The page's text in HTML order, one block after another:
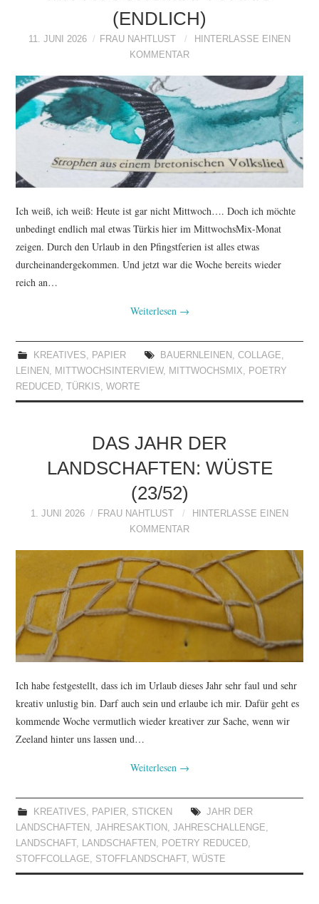
(ENDLICH)
11. JUNI 2026 FRAU NAHTLUST
HINTERLASSE EINEN
KOMMENTAR
Ich weiß, ich weiß: Heute ist gar nicht Mittwoch…. Doch ich möchte
unbedingt endlich mal etwas Türkis hier im MittwochsMix-Monat
zeigen. Durch den Urlaub in den Pfingstferien ist alles etwas
durcheinandergekommen. Und jetzt war die Woche bereits wieder
reich an…
Weiterlesen →
KREATIVES, PAPIER BAUERNLEINEN , COLLAGE,
LEINEN , MITTWOCHSINTERVIEW, MITTWOCHSMIX, POETRY
REDUCED, TÜRKIS,WORTE
DAS JAHR DER
LANDSCHAFTEN: WÜSTE
(23/52)
1. JUNI 2026 FRAU NAHTLUST
HINTERLASSE EINEN
KOMMENTAR
Ich habe festgestellt, dass ich im Urlaub dieses Jahr sehr faul und sehr
kreativ unlustig bin. Darf auch sein und erlaube ich mir. Dafür geht es
kommende Woche vermutlich wieder kreativer zur Sache, wenn wir
Zeeland hinter uns lassen und…
Weiterlesen →
KREATIVES, PAPIER, STICKEN
JAHR DER
LANDSCHAFTEN ,JAHRESAKTION ,JAHRESCHALLENGE,
LANDSCHAFT , LANDSCHAFTEN , POETRY REDUCED,
STOFFCOLLAGE, STOFFLANDSCHAFT ,WÜSTE